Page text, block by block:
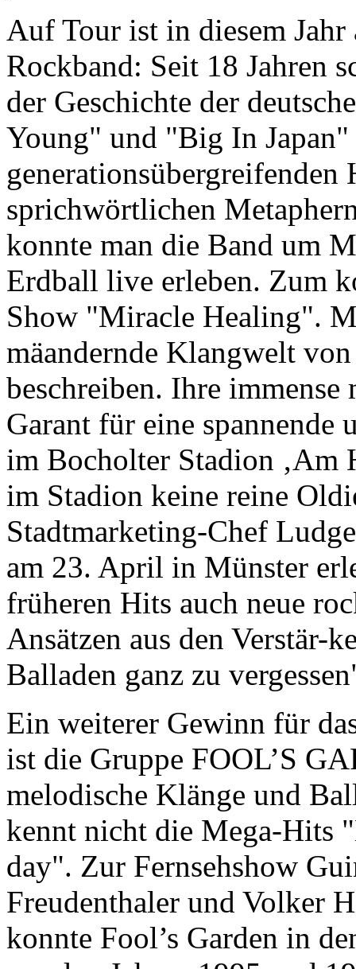
Auf Tour ist in diesem Jahr
Rockband: Seit 18 Jahren
der Geschichte der
Young" und "Big In
sprichwörtlichen
konnte man die Band um
Erdball live erleben. Zum
Show "Miracle Healing".
mäandernde Klangwelt
beschreiben. Ihre
Garant für eine spannende
im Bocholter Stadion ‚Am
im Stadion keine reine
Stadtmarketing-Chef
am 23. April in Münster
früheren Hits auch neue
Ansätzen aus den Verstär-
Balladen ganz zu
Ein weiterer Gewinn für
ist die Gruppe FOOL’S
melodische Klänge und
kennt nicht die Mega-Hits
day". Zur Fernsehshow
Freudenthaler und Volker
konnte Fool’s Garden in